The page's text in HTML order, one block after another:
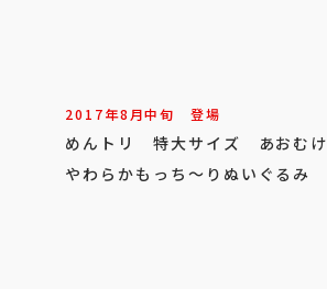
2017年8月中旬 登場
めんトリ 特大サイズ あおむけ
やわらかもっち～りぬいぐるみ